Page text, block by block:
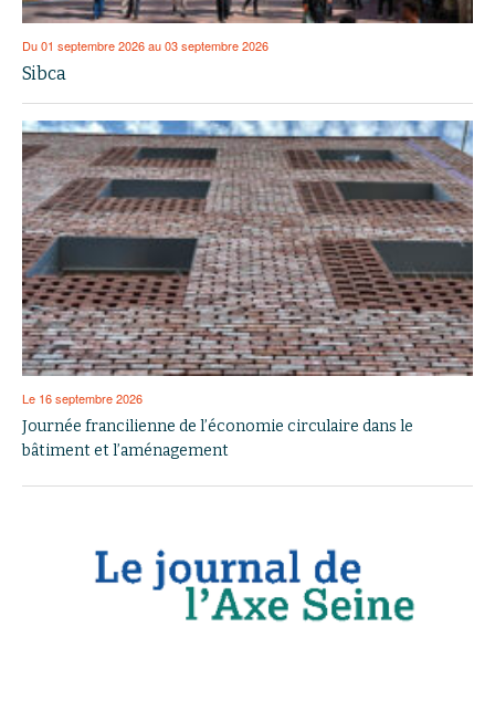
Du 01 septembre 2026 au 03 septembre 2026
Sibca
Le 16 septembre 2026
Journée francilienne de l’économie circulaire dans le
bâtiment et l’aménagement